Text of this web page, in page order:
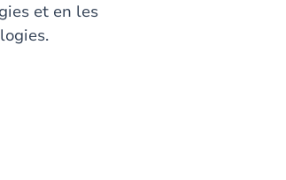
et en les